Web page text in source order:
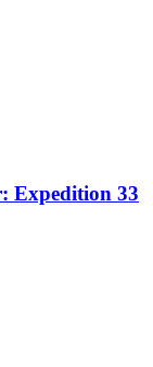
Expedition 33